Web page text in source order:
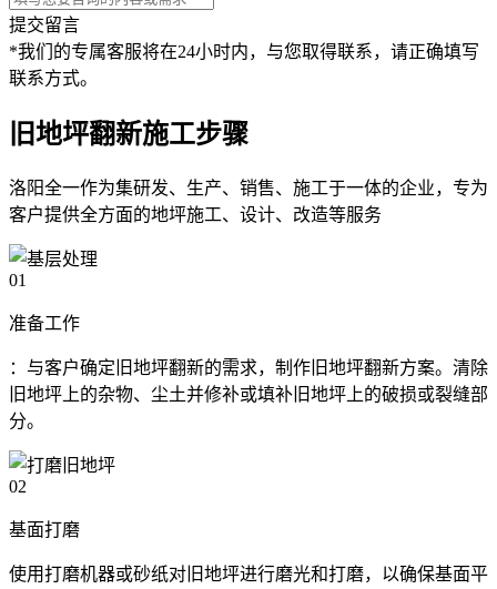
提交留言
*我们的专属客服将在24小时内，与您取得联系，请正确填写
联系方式。
旧地坪翻新施工步骤
洛阳全一作为集研发、生产、销售、施工于一体的企业，专为
客户提供全方面的地坪施工、设计、改造等服务
01
准备工作
：与客户确定旧地坪翻新的需求，制作旧地坪翻新方案。清除
旧地坪上的杂物、尘土并修补或填补旧地坪上的破损或裂缝部
分。
02
基面打磨
使用打磨机器或砂纸对旧地坪进行磨光和打磨，以确保基面平